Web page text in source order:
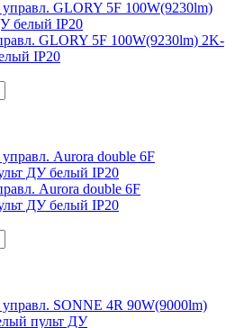
GLORY 5F 100W(9230lm) 2K-
IP20
Aurora double 6F
ДУ белый IP20